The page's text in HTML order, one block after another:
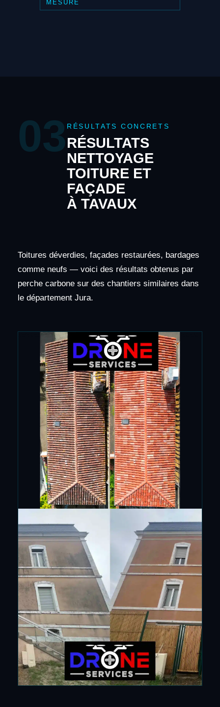
MESURE
03 RÉSULTATS CONCRETS
RÉSULTATS
NETTOYAGE
TOITURE ET
FAÇADE
À TAVAUX
Toitures déverdies, façades restaurées, bardages
comme neufs — voici des résultats obtenus par
perche carbone sur des chantiers similaires dans
le département Jura.